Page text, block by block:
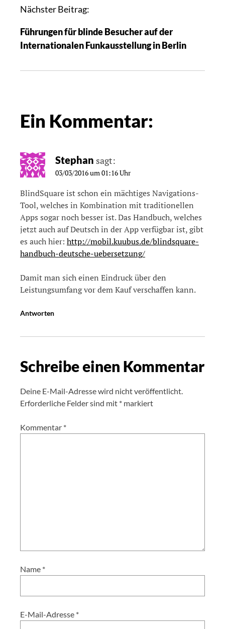
Nächster Beitrag:
Führungen für blinde Besucher auf der
Internationalen Funkausstellung in Berlin
Ein Kommentar:
Stephan sagt:
03/03/2016 um 01:16 Uhr
BlindSquare ist schon ein mächtiges Navigations-
Tool, welches in Kombination mit traditionellen
Apps sogar noch besser ist. Das Handbuch, welches
jetzt auch auf Deutsch in der App verfügbar ist, gibt
es auch hier: http://mobil.kuubus.de/blindsquare-
handbuch-deutsche-uebersetzung/
Damit man sich einen Eindruck über den
Leistungsumfang vor dem Kauf verschaffen kann.
Antworten
Schreibe einen Kommentar
Deine E-Mail-Adresse wird nicht veröffentlicht.
Erforderliche Felder sind mit * markiert
Kommentar *
Name *
E-Mail-Adresse *